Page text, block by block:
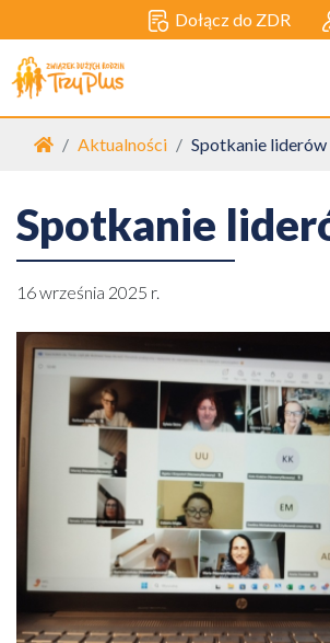
Dołącz do ZDR
Strona główna
Aktualności Spotkanie liderów
Spotkanie
16 września 2025 r.